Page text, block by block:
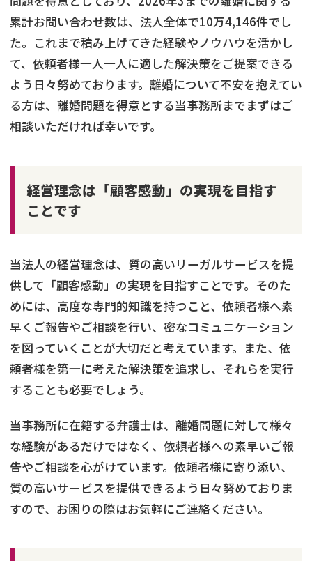
累計お問い合わせ数は、法人全体で10万4,146件でし
た。これまで積み上げてきた経験やノウハウを活かし
て、依頼者様一人一人に適した解決策をご提案できる
よう日々努めております。離婚について不安を抱えてい
る方は、離婚問題を得意とする当事務所までまずはご
相談いただければ幸いです。
経営理念は「顧客感動」の実現を目指す
ことです
当法人の経営理念は、質の高いリーガルサービスを提
供して「顧客感動」の実現を目指すことです。そのた
めには、高度な専門的知識を持つこと、依頼者様へ素
早くご報告やご相談を行い、密なコミュニケーション
を図っていくことが大切だと考えています。また、依
頼者様を第一に考えた解決策を追求し、それらを実行
することも必要でしょう。
当事務所に在籍する弁護士は、離婚問題に対して様々
な経験があるだけではなく、依頼者様への素早いご報
告やご相談を心がけています。依頼者様に寄り添い、
質の高いサービスを提供できるよう日々努めておりま
すので、お困りの際はお気軽にご連絡ください。